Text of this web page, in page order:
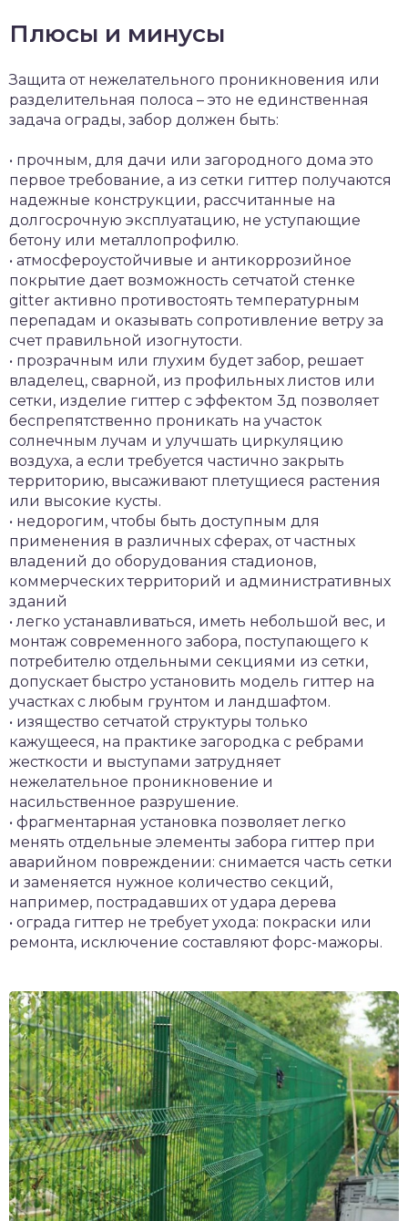
Плюсы и минусы
Защита от нежелательного проникновения или
разделительная полоса – это не единственная
задача ограды, забор должен быть:
• прочным, для дачи или загородного дома это
первое требование, а из сетки гиттер получаются
надежные конструкции, рассчитанные на
долгосрочную эксплуатацию, не уступающие
бетону или металлопрофилю.
• атмосфероустойчивые и антикоррозийное
покрытие дает возможность сетчатой стенке
gitter активно противостоять температурным
перепадам и оказывать сопротивление ветру за
счет правильной изогнутости.
• прозрачным или глухим будет забор, решает
владелец, сварной, из профильных листов или
сетки, изделие гиттер с эффектом 3д позволяет
беспрепятственно проникать на участок
солнечным лучам и улучшать циркуляцию
воздуха, а если требуется частично закрыть
территорию, высаживают плетущиеся растения
или высокие кусты.
• недорогим, чтобы быть доступным для
применения в различных сферах, от частных
владений до оборудования стадионов,
коммерческих территорий и административных
зданий
• легко устанавливаться, иметь небольшой вес, и
монтаж современного забора, поступающего к
потребителю отдельными секциями из сетки,
допускает быстро установить модель гиттер на
участках с любым грунтом и ландшафтом.
• изящество сетчатой структуры только
кажущееся, на практике загородка с ребрами
жесткости и выступами затрудняет
нежелательное проникновение и
насильственное разрушение.
• фрагментарная установка позволяет легко
менять отдельные элементы забора гиттер при
аварийном повреждении: снимается часть сетки
и заменяется нужное количество секций,
например, пострадавших от удара дерева
• ограда гиттер не требует ухода: покраски или
ремонта, исключение составляют форс-мажоры.